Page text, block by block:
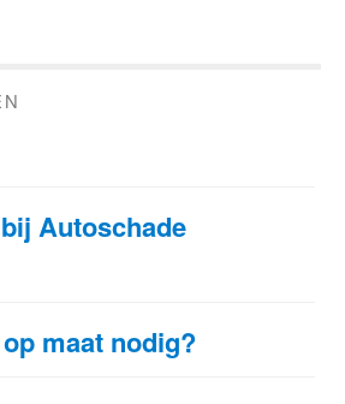
Autoschade
maat nodig?